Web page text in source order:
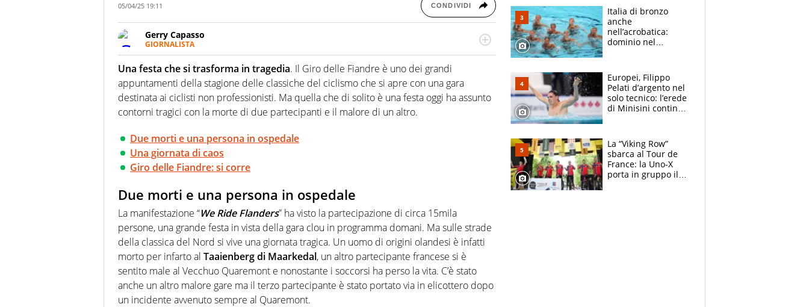
05/04/25 19:11 CONDIVIDI
Gerry Capasso
GIORNALISTA
Per lui gli sport americani non hanno segreti: basket, football, baseball e la capacità
innata di trovare la notizia dove altri non vedono granché
Una festa che si trasforma in tragedia. Il Giro delle Fiandre è uno dei grandi
appuntamenti della stagione delle classiche del ciclismo che si apre con una gara
destinata ai ciclisti non professionisti. Ma quella che di solito è una festa oggi ha assunto
contorni tragici con la morte di due partecipanti e il malore di un altro.
Due morti e una persona in ospedale
Una giornata di caos
Giro delle Fiandre: si corre
Due morti e una persona in ospedale
La manifestazione “We Ride Flanders” ha visto la partecipazione di circa 15mila
persone, una grande festa in vista della gara clou in programma domani. Ma sulle strade
della classica del Nord si vive una giornata tragica. Un uomo di origini olandesi è infatti
morto per infarto al Taaienberg di Maarkedal, un altro partecipante francese si è
sentito male al Vecchuo Quaremont e nonostante i soccorsi ha perso la vita. C’è stato
anche un altro malore gare ma il terzo partecipante è stato portato via in elicottero dopo
un incidente avvenuto sempre al Quaremont.
Italia di bronzo
anche
nell’acrobatica:
dominio nel
e compagni
continuare
Europei, Filippo
Pelati d’argento nel
solo tecnico: l’erede
di Minisini continua
mirino
La “Viking Row”
sbarca al Tour de
France: la Uno-X
porta in gruppo il